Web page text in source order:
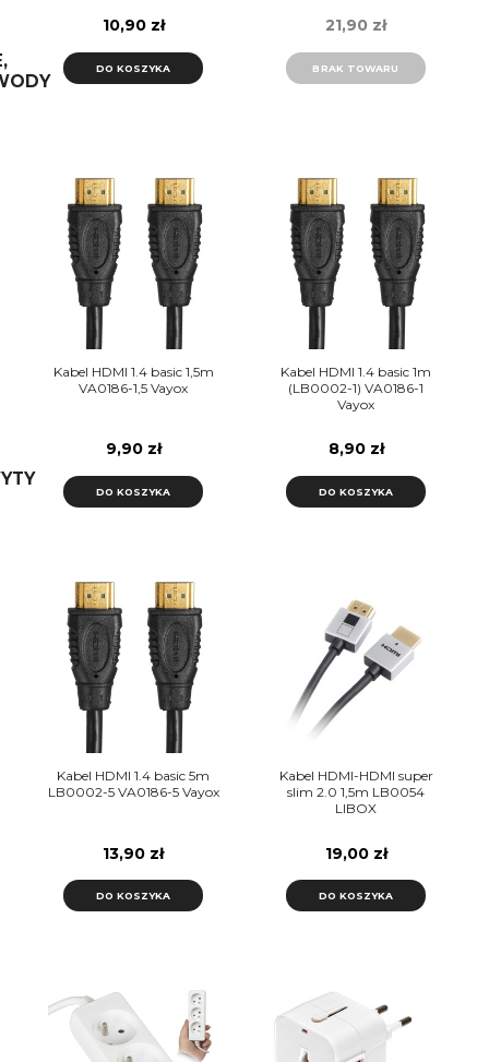
10,90 zł
DO KOSZYKA
21,90 zł
BRAK TOWARU
Kabel HDMI 1.4 basic 1,5m
VA0186-1,5 Vayox
9,90 zł
DO KOSZYKA
Kabel HDMI 1.4 basic 1m
(LB0002-1) VA0186-1
Vayox
8,90 zł
DO KOSZYKA
Kabel HDMI 1.4 basic 5m
LB0002-5 VA0186-5 Vayox
13,90 zł
DO KOSZYKA
Kabel HDMI-HDMI super
slim 2.0 1,5m LB0054
LIBOX
19,00 zł
DO KOSZYKA